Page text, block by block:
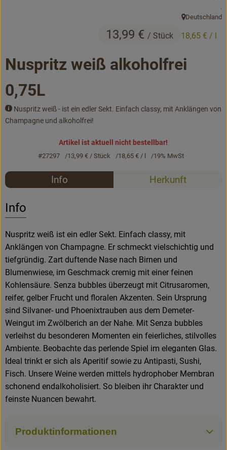
Drogerie
Getränke
Alternativen zu ...
Unser Lieferservice
Büro&Kita
Rezepte
Nuspritz weiß alkoholfrei
0,75L
Nuspritz weiß - ist ein edler Sekt. Einfach classy, mit Anklängen von
Champagne und alkoholfrei!
13,99 € / Stück 18,65 € / l
.
, Herkunft:
Deutschland
Artikel ist aktuell nicht bestellbar!
#27297 13,99 € / Stück 18,65 € / l 19% MwSt
Rezepte
Info Herkunft
Info
Nuspritz weiß ist ein edler Sekt. Einfach classy, mit
Anklängen von Champagne. Er schmeckt vielschichtig und
tiefgründig. Zart duftende Nase nach Birnen und
Blumenwiese, im Geschmack cremig mit einer feinen
Kohlensäure. Senza bubbles überzeugt mit Citrusaromen,
reifer, gelber Frucht und floralen Akzenten. Sein Ursprung
sind Silvaner- und Phoenixtrauben aus dem Demeter-
Weingut im Zwölberich an der Nahe. Mit Senza bubbles
verleihst du besonderen Momenten ein feierliches, stilvolles
Ambiente. Beobachte das perlende Spiel im eleganten Glas.
Ideal trinkt er sich als Aperitif sowie zu Antipasti, Sushi,
Fisch. Unsere Weine werden mittels hydrophober Membran
schonend endalkoholisiert. So bleiben ihr Charakter und
feinste Nuancen bewahrt.
Produktinformationen